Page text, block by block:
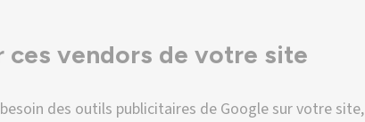
vendors de votre site
des outils publicitaires de Google sur votre site,